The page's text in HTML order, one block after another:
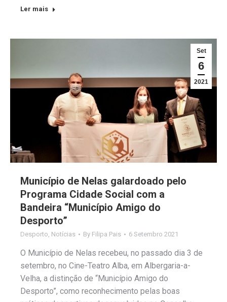
Ler mais
Set
6
2021
Município de Nelas galardoado pelo
Programa Cidade Social com a
Bandeira “Município Amigo do
Desporto”
Desporto, Notícias By Filipa Pais 6 Setembro 2021
O Município de Nelas recebeu, no passado dia 3 de
setembro, no Cine-Teatro Alba, em Albergaria-a-
Velha, a distinção de “Município Amigo do
Desporto”, como reconhecimento pelas boas